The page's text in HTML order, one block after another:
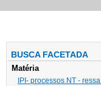
BUSCA FACETADA
Matéria
IPI- processos NT - ressa